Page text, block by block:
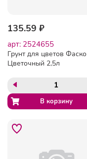
135.59 ₽
арт: 2524655
Грунт для цветов Фаско
Цветочный 2,5л